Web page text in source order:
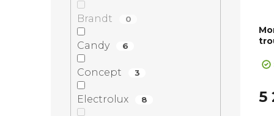
Brandt 0
Candy 6
Concept 3
Electrolux 8 5